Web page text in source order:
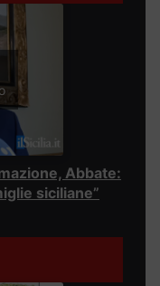
Abbate:
siciliane”